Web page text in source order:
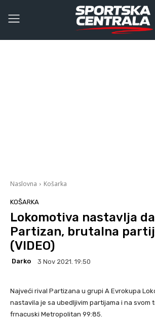
Naslovna Košarka
KOŠARKA
Lokomotiva nastavlja
Partizan, brutalna
(VIDEO)
Darko 3 Nov 2021. 19:50
Najveći rival Partizana u grupi A Evrokupa
nastavila je sa ubedljivim partijama i na svom
frnacuski Metropolitan 99:85.